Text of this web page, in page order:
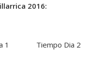
2016:
1 Tiempo Dia 2